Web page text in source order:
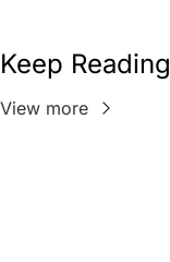
Keep Reading
View more